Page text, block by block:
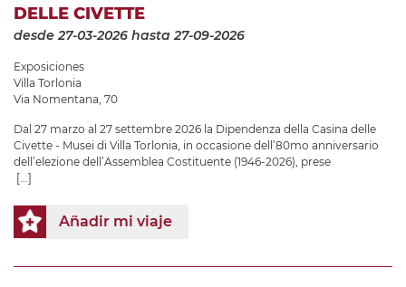
DELLE CIVETTE
desde 27-03-2026 hasta 27-09-2026
Exposiciones
Villa Torlonia
Via Nomentana, 70
Dal 27 marzo al 27 settembre 2026 la Dipendenza della Casina delle
Civette - Musei di Villa Torlonia, in occasione dell’80mo anniversario
dell’elezione dell’Assemblea Costituente (1946-2026), prese
[...]
Añadir mi viaje